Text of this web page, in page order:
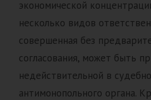
экономической
несколько видов
совершенная без
согласования, может быть
недействительной в
антимонопольного органа.